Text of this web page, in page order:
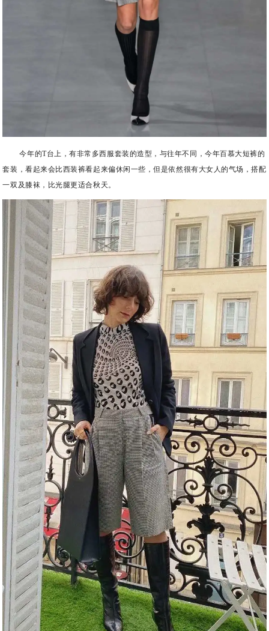
今年的T台上，有非常多西服套装的造型，与往年不同，今年百慕大短裤的
套装，看起来会比西装裤看起来偏休闲一些，但是依然很有大女人的气场，搭配
一双及膝袜，比光腿更适合秋天。